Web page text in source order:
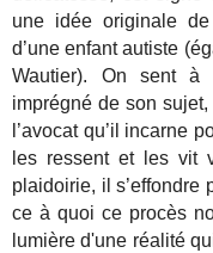
une idée originale
d’une enfant autiste
Wautier). On sent
imprégné de son
l’avocat qu’il incarne
les ressent et les vit
plaidoirie, il s’effondre
ce à quoi ce procès
lumière d'une réalité